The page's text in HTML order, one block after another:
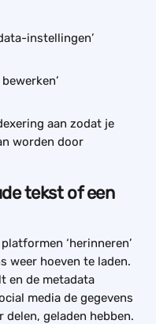
instellingen’
aan zodat je
worden door
tekst of een
‘herinneren’
weer hoeven te laden.
en de metadata
media de gegevens
delen, geladen hebben.